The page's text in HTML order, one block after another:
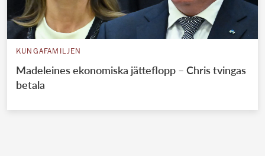
KUNGAFAMILJEN
Madeleines ekonomiska jätteflopp – Chris tvingas
betala